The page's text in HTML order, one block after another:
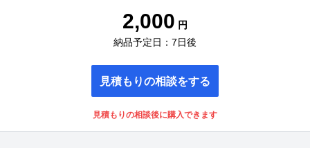
2,000 円
納品予定日：7日後
見積もりの相談をする
見積もりの相談後に購入できます